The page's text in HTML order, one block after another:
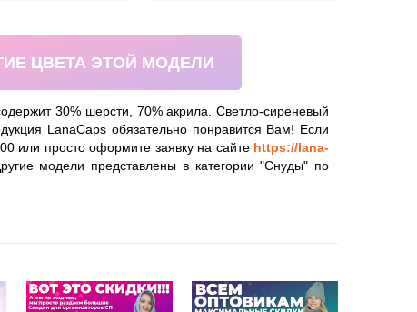
ЦВЕТА ЭТОЙ МОДЕЛИ
30% шерсти, 70% акрила. Светло-сиреневый
LanaCaps обязательно понравится Вам! Если
или просто оформите заявку на сайте https://lana-
модели представлены в категории "Снуды" по